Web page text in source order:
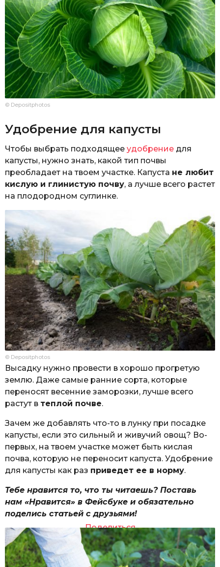
© Depositphotos
Удобрение для капусты
Чтобы выбрать подходящее удобрение для
капусты, нужно знать, какой тип почвы
преобладает на твоем участке. Капуста не любит
кислую и глинистую почву, а лучше всего растет
на плодородном суглинке.
© Depositphotos
Высадку нужно провести в хорошо прогретую
землю. Даже самые ранние сорта, которые
переносят весенние заморозки, лучше всего
растут в теплой почве.
Зачем же добавлять что-то в лунку при посадке
капусты, если это сильный и живучий овощ? Во-
первых, на твоем участке может быть кислая
почва, которую не переносит капуста. Удобрение
для капусты как раз приведет ее в норму.
Тебе нравится то, что ты читаешь? Поставь
нам «Нравится» в Фейсбуке и обязательно
поделись статьей с друзьями!
Поделиться